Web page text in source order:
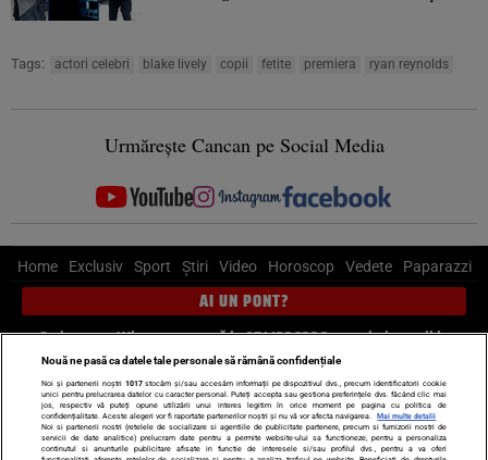
Tags: actori celebri blake lively copii fetite premiera ryan reynolds
Urmărește Cancan pe Social Media
Home Exclusiv Sport Știri Video Horoscop Vedete Paparazzi
AI UN PONT?
Scrie-ne pe Whatsapp, sună la 0741226226 sau trimite mail la
pont@cancan.ro
Știri interne Știri externe
Politică
Ultimele stiri
Diete Insula Iubirii Dictionar de vise LIFE STYLE
Nouă ne pasă ca datele tale personale să rămână confidențiale
Noi și partenerii noștri 1017stocăm și/sau accesăm informații pe dispozitivul dvs., precum identificatorii cookie
unici pentru prelucrarea datelor cu caracter personal. Puteți accepta sau gestiona preferințele dvs. făcând clic mai
jos, respectiv vă puteți opune utilizării unui interes legitim în orice moment pe pagina cu politica de
confidențialitate. Aceste alegeri vor fi raportate partenerilor noștri și nu vă vor afecta navigarea.
Mai multe detalii
Noi si partenerii nostri (retelele de socializare si agentiile de publicitate partenere, precum si furnizorii nostri de
servicii de date analitice) prelucram date pentru a permite website-ului sa functioneze, pentru a personaliza
continutul si anunturile publicitare afisate in functie de interesele si/sau profilul dvs., pentru a va oferi